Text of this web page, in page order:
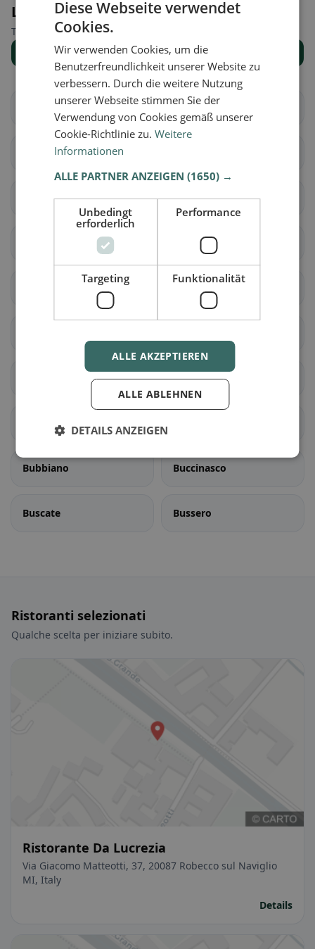
Luoghi nelle vicinanze
Trova il luogo giusto per la tua ricerca di ristoranti.
Mostra tutti i luoghi
Abbiategrasso Albairate
Arconate
Arluno Assago
Basiano
Boffalora sopra Ticino
Bubbiano Buccinasco
Buscate Bussero
Ristoranti selezionati
Qualche scelta per iniziare subito.
Ristorante Da Lucrezia
Via Giacomo Matteotti, 37, 20087 Robecco sul Naviglio
MI, Italy
Details
Diese Webseite verwendet
Cookies.
Wir verwenden Cookies, um die
Benutzerfreundlichkeit unserer Website zu
verbessern. Durch die weitere Nutzung
unserer Webseite stimmen Sie der
Verwendung von Cookies gemäß unserer
Cookie-Richtlinie zu.Weitere
Informationen
ALLE PARTNER ANZEIGEN(1650) →
Unbedingt
erforderlich
Performance
Targeting Funktionalität
ALLE AKZEPTIEREN
ALLE ABLEHNEN
DETAILS ANZEIGEN